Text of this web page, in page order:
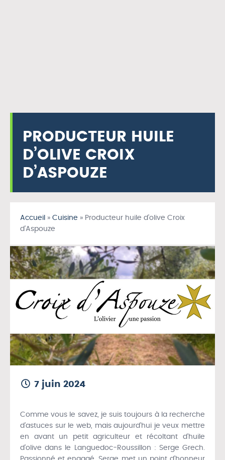
PRODUCTEUR HUILE
D’OLIVE CROIX
D’ASPOUZE
Accueil » Cuisine » Producteur huile d’olive Croix
d’Aspouze
7 juin 2024
Comme vous le savez, je suis toujours à la recherche
d’astuces sur le web, mais aujourd’hui je veux mettre
en avant un petit agriculteur et récoltant d’huile
d’olive dans le Languedoc-Roussillon : Serge Grech.